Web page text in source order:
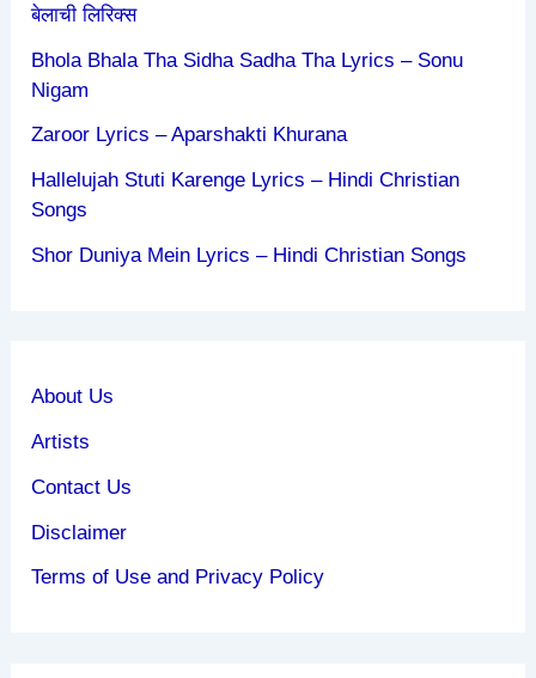
बेलाची लिरिक्स
Bhola Bhala Tha Sidha Sadha Tha Lyrics – Sonu
Nigam
Zaroor Lyrics – Aparshakti Khurana
Hallelujah Stuti Karenge Lyrics – Hindi Christian
Songs
Shor Duniya Mein Lyrics – Hindi Christian Songs
About Us
Artists
Contact Us
Disclaimer
Terms of Use and Privacy Policy